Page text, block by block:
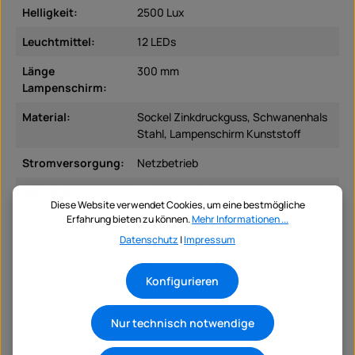
Helligkeit:
2500 Lux
Leuchtmittel:
12 LEDs
Länge
Lampenschirm:
300 mm
Material:
Sockel Zinkdruckguss, Schwanenhals
Stahl, Lampenschirm Kunststoff
Stromversorgung:
Netzbetrieb
(Leuchten):
230 V~ 50Hz
0 von 0 Bewertungen
Diese Website verwendet Cookies, um eine bestmögliche
Erfahrung bieten zu können.Mehr Informationen ...
Datenschutz |Impressum
Nur technisch notwendige
Konfigurieren